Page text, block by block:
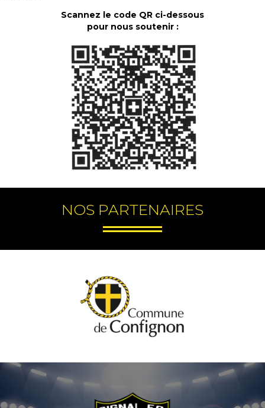
Scannez le code QR ci-dessous
pour nous soutenir :
NOS PARTENAIRES